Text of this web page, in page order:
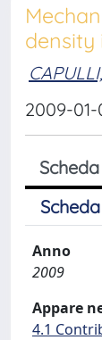
density
2009-01-
Anno
2009
Appare
4.1